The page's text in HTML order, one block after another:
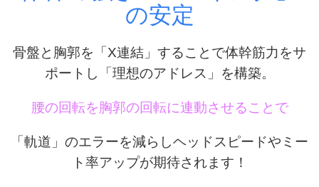
の安定
骨盤と胸郭を「X連結」することで体幹筋力をサ
ポートし「理想のアドレス」を構築。
腰の回転を胸郭の回転に連動させることで
「軌道」のエラーを減らしヘッドスピードやミー
ト率アップが期待されます！